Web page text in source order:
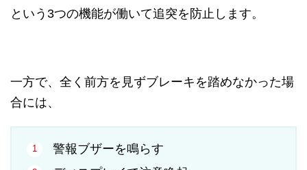
という3つの機能が働いて追突を防止します。
一方で、全く前方を見ずブレーキを踏めなかった場
合には、
警報ブザーを鳴らす